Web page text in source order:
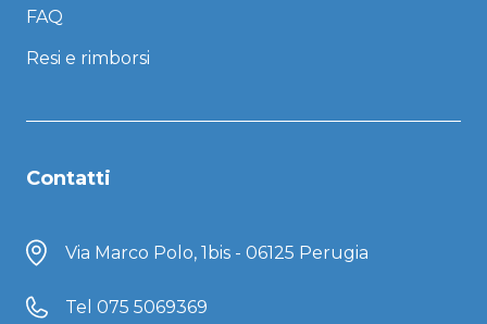
FAQ
Resi e rimborsi
Contatti
Via Marco Polo, 1bis - 06125 Perugia
Tel 075 5069369